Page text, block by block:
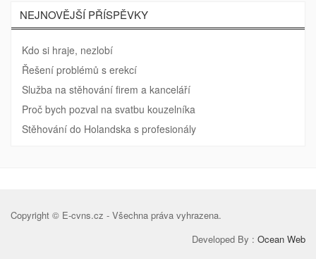
NEJNOVĚJŠÍ PŘÍSPĚVKY
Kdo si hraje, nezlobí
Řešení problémů s erekcí
Služba na stěhování firem a kanceláří
Proč bych pozval na svatbu kouzelníka
Stěhování do Holandska s profesionály
Copyright © E-cvns.cz - Všechna práva vyhrazena.
Developed By : Ocean Web